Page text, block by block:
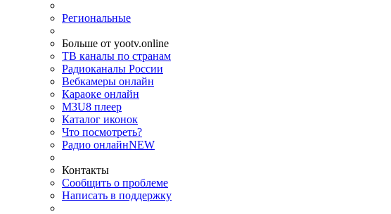
Региональные
Больше от yootv.online
ТВ каналы по странам
Радиоканалы России
Вебкамеры онлайн
Караоке онлайн
M3U8 плеер
Каталог иконок
Что посмотреть?
Радио онлайнNEW
Контакты
Сообщить о проблеме
Написать в поддержку